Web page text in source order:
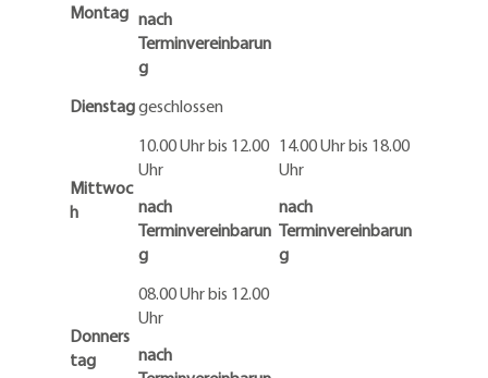
Montag nach
Terminvereinbarun
g
Dienstaggeschlossen
Mittwoc
h
10.00 Uhr bis 12.00
Uhr
nach
Terminvereinbarun
g
14.00 Uhr bis 18.00
Uhr
nach
Terminvereinbarun
g
Donners
tag
08.00 Uhr bis 12.00
Uhr
nach